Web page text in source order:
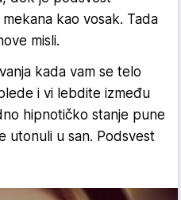
kao vosak. Tada
misli.
kada vam se telo
i vi lebdite između
hipnotičko stanje pune
utonuli u san. Podsvest